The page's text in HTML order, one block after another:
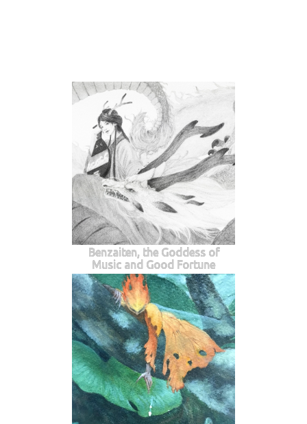
Benzaiten, the Goddess of
Music and Good Fortune